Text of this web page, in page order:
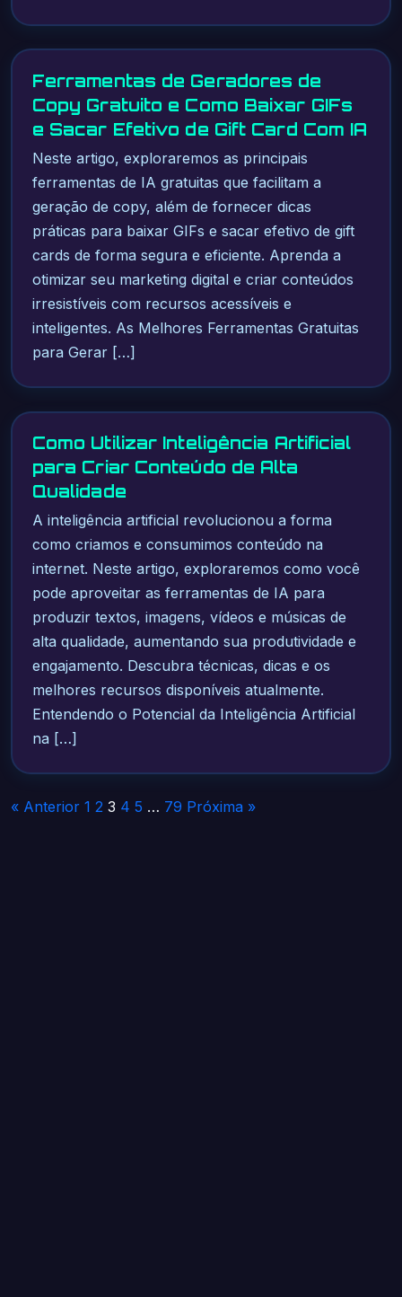
Ferramentas de Geradores de
Copy Gratuito e Como Baixar GIFs
e Sacar Efetivo de Gift Card Com IA
Neste artigo, exploraremos as principais
ferramentas de IA gratuitas que facilitam a
geração de copy, além de fornecer dicas
práticas para baixar GIFs e sacar efetivo de gift
cards de forma segura e eficiente. Aprenda a
otimizar seu marketing digital e criar conteúdos
irresistíveis com recursos acessíveis e
inteligentes. As Melhores Ferramentas Gratuitas
para Gerar […]
Como Utilizar Inteligência Artificial
para Criar Conteúdo de Alta
Qualidade
A inteligência artificial revolucionou a forma
como criamos e consumimos conteúdo na
internet. Neste artigo, exploraremos como você
pode aproveitar as ferramentas de IA para
produzir textos, imagens, vídeos e músicas de
alta qualidade, aumentando sua produtividade e
engajamento. Descubra técnicas, dicas e os
melhores recursos disponíveis atualmente.
Entendendo o Potencial da Inteligência Artificial
na […]
Paginação
« Anterior 1 2 3 4 5 … 79 Próxima »